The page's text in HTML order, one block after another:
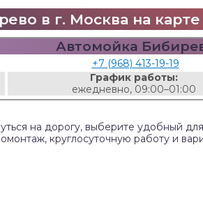
в г. Москва на карте
Автомойка
+7 (968) 413-19-19
График работы:
ежедневно, 09:00–01:00
на дорогу, выберите удобный
круглосуточную работу и